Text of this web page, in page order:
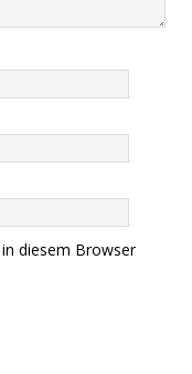
diesem Browser